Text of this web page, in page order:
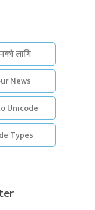
लागि
News
Unicode
Types